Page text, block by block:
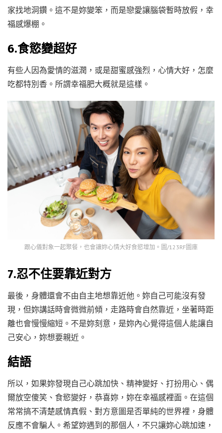
家找地洞鑽。這不是妳變笨，而是戀愛讓腦袋暫時放假，幸
福感爆棚。
6.食慾變超好
有些人因為愛情的滋潤，或是甜蜜感強烈，心情大好，怎麼
吃都特別香。所謂幸福肥大概就是這樣。
跟心儀對象一起聚餐，也會讓妳心情大好食慾增加。圖/123RF圖庫
7.忍不住要靠近對方
最後，身體還會不由自主地想靠近他。妳自己可能沒有發
現，但妳講話時會微微前傾，走路時會自然靠近，坐著時距
離也會慢慢縮短。不是妳刻意，是妳內心覺得這個人能讓自
己安心，妳想要親近。
結語
所以，如果妳發現自己心跳加快、精神變好、打扮用心、偶
爾放空傻笑、食慾變好，恭喜妳，妳在幸福感裡面。在這個
常常搞不清楚感情真假、對方意圖是否單純的世界裡，身體
反應不會騙人。希望妳遇到的那個人，不只讓妳心跳加速，